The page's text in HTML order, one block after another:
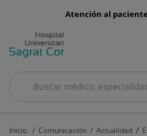
menu-
Atención al
Buscar
Buscar
Inicio Comunicación Actualidad